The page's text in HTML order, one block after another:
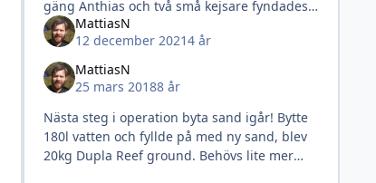
gäng Anthias och två små kejsare fyndades
hos Företagsakvarium förra veckan Idag
gjorde första vattenb
MattiasN
12 december 20214 år
MattiasN
25 mars 20188 år
Nästa steg i operation byta sand igår! Bytte
180l vatten och fyllde på med ny sand, blev
20kg Dupla Reef ground. Behövs lite mer